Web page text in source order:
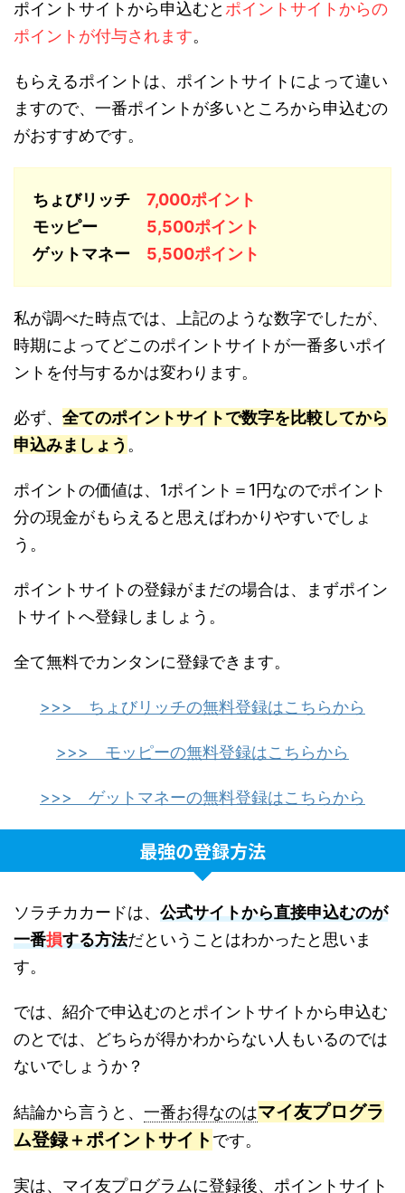
ポイントサイトから申込むと ポイントサイトからの
ポイントが付与されます。
もらえるポイントは、ポイントサイトによって違い
ますので、一番ポイントが多いところから申込むの
がおすすめです。
ちょびリッチ 7,000ポイント
モッピー 5,500ポイント
ゲットマネー 5,500ポイント
私が調べた時点では、上記のような数字でしたが、
時期によってどこのポイントサイトが一番多いポイ
ントを付与するかは変わります。
必ず、 全てのポイントサイトで数字を比較してから
申込みましょう 。
ポイントの価値は、1ポイント＝1円なのでポイント
分の現金がもらえると思えばわかりやすいでしょ
う。
ポイントサイトの登録がまだの場合は、まずポイン
トサイトへ登録しましょう。
全て無料でカンタンに登録できます。
>>> ちょびリッチの無料登録はこちらから
>>> モッピーの無料登録はこちらから
>>> ゲットマネーの無料登録はこちらから
最強の登録方法
ソラチカカードは、 公式サイトから直接申込むのが
一番損する方法だということはわかったと思いま
す。
では、紹介で申込むのとポイントサイトから申込む
のとでは、どちらが得かわからない人もいるのでは
ないでしょうか？
結論から言うと、 一番お得なのはマイ友プログラ
ム登録＋ポイントサイトです。
実は、マイ友プログラムに登録後、ポイントサイト